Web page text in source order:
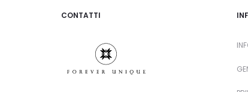
CONTATTI